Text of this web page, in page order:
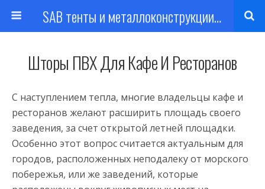
SAB тенты и металлоконструкции Харьков
Шторы ПВХ Для Кафе И Ресторанов
С наступлением тепла, многие владельцы кафе и
ресторанов желают расширить площадь своего
заведения, за счет открытой летней площадки.
Особенно этот вопрос считается актуальным для
городов, расположенных неподалеку от морского
побережья, или же заведений, которые